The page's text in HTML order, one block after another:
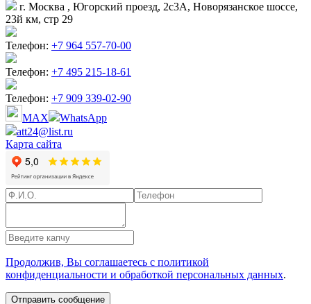
г. Москва , Югорский проезд, 2с3А, Новорязанское шоссе,
23й км, стр 29
Телефон: +7 964 557-70-00
Телефон: +7 495 215-18-61
Телефон: +7 909 339-02-90
MAX
WhatsApp
att24@list.ru
Карта сайта
Продолжив, Вы соглашаетесь с политикой
конфиденциальности и обработкой персональных данных.